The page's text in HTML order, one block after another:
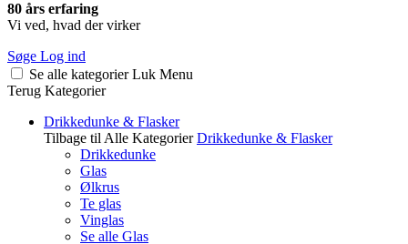
80 års erfaring
Vi ved, hvad der virker
Søge Log ind
Se alle kategorier Luk Menu
Terug Kategorier
Drikkedunke & Flasker
Tilbage til Alle Kategorier Drikkedunke & Flasker
Drikkedunke
Glas
Ølkrus
Te glas
Vinglas
Se alle Glas